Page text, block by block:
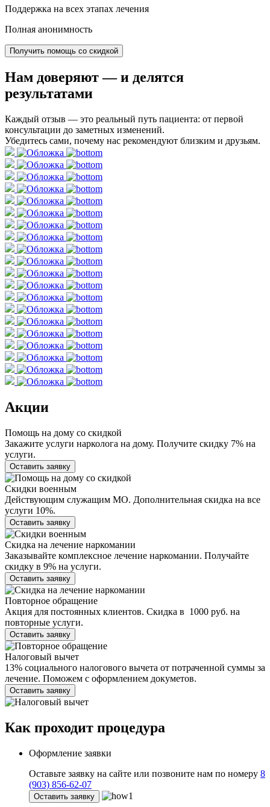
Поддержка на всех этапах лечения
Полная анонимность
Получить помощь со скидкой
Нам доверяют— и делятся
результатами
Каждый отзыв — это реальный путь пациента: от первой
консультации до заметных изменений.
Убедитесь сами, почему нас рекомендуют близким и друзьям.
Акции
Помощь на дому со скидкой
Закажите услуги нарколога на дому. Получите скидку 7% на
услуги.
Оставить заявку
Скидки военным
Действующим служащим МО. Дополнительная скидка на все
услуги 10%.
Оставить заявку
Скидка на лечение наркомании
Заказывайте комплексное лечение наркомании. Получайте
скидку в 9% на услуги.
Оставить заявку
Повторное обращение
Акция для постоянных клиентов. Скидка в 1000 руб. на
повторные услуги.
Оставить заявку
Налоговый вычет
13% социального налогового вычета от потраченной суммы за
лечение. Поможем с оформлением докуметов.
Оставить заявку
Как проходит процедура
Оформление заявки
Оставьте заявку на сайте или позвоните нам по номеру 8
(903) 856-62-07
Оставить заявку